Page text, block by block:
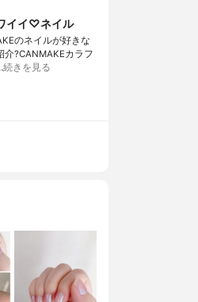
イイ♡ネイル
のネイルが好きな
?CANMAKEカラフ
続きを見る